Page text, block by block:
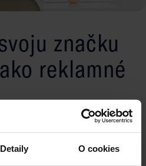
Detaily O cookies
značku
reklamné
formou reklamy.
alebo slogany propagujúce